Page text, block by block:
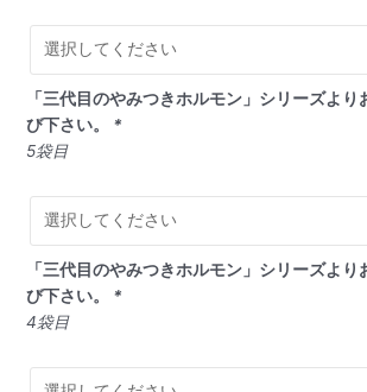
「三代目のやみつきホルモン」シリーズより
び下さい。 *
5袋目
「三代目のやみつきホルモン」シリーズより
び下さい。 *
4袋目
ル
堪
能
ッ
個